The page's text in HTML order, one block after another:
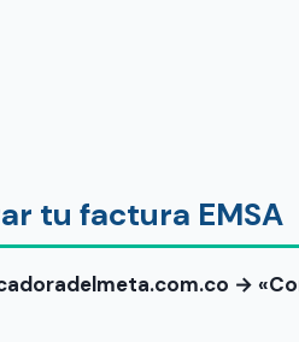
tu factura EMSA
→